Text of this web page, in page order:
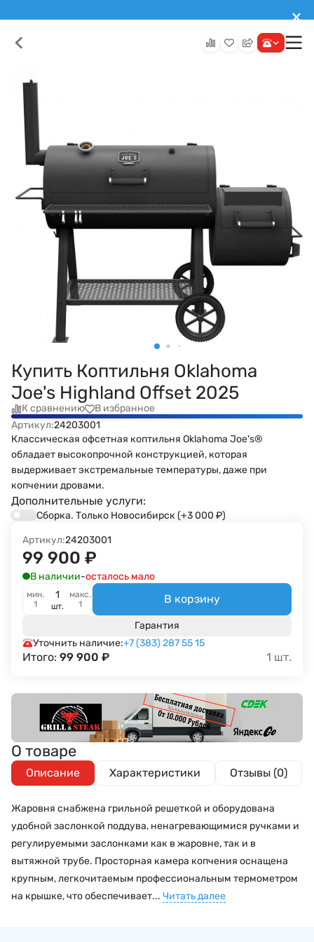
Купить Коптильня Oklahoma
Joe's Highland Offset 2025
К сравнению
В избранное
Артикул:24203001
Классическая офсетная коптильня Oklahoma Joe's®
обладает высокопрочной конструкцией, которая
выдерживает экстремальные температуры, даже при
копчении дровами.
Дополнительные услуги:
Сборка. Только Новосибирск (+3 000 ₽)
Артикул:24203001
99 900 ₽
В наличии-осталось мало
мин.
1
шт.
макс.
1
В корзину
Гарантия
Уточнить наличие:+7 (383) 287 55 15
Итого: 99 900 ₽ 1 шт.
О товаре
Описание Характеристики Отзывы (0)
Жаровня снабжена грильной решеткой и оборудована
удобной заслонкой поддува, ненагревающимися ручками и
регулируемыми заслонками как в жаровне, так и в
вытяжной трубе. Просторная камера копчения оснащена
крупным, легкочитаемым профессиональным термометром
на крышке, что обеспечивает... Читать далее